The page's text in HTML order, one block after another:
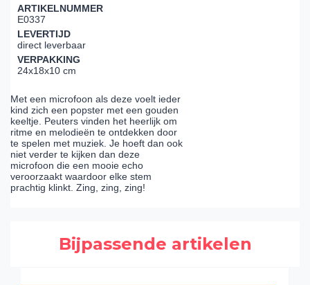
ARTIKELNUMMER
E0337
LEVERTIJD
direct leverbaar
VERPAKKING
24x18x10 cm
Met een microfoon als deze voelt ieder
kind zich een popster met een gouden
keeltje. Peuters vinden het heerlijk om
ritme en melodieën te ontdekken door
te spelen met muziek. Je hoeft dan ook
niet verder te kijken dan deze
microfoon die een mooie echo
veroorzaakt waardoor elke stem
prachtig klinkt. Zing, zing, zing!
Bijpassende artikelen